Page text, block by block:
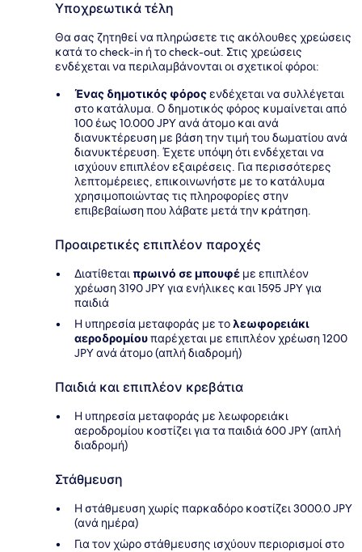
Υποχρεωτικά τέλη
Θα σας ζητηθεί να πληρώσετε τις ακόλουθες χρεώσεις
κατά το check-in ή το check-out. Στις χρεώσεις
ενδέχεται να περιλαμβάνονται οι σχετικοί φόροι:
Ένας δημοτικός φόροςενδέχεται να συλλέγεται
στο κατάλυμα. Ο δημοτικός φόρος κυμαίνεται από
100 έως 10.000 JPY ανά άτομο και ανά
διανυκτέρευση με βάση την τιμή του δωματίου ανά
διανυκτέρευση. Έχετε υπόψη ότι ενδέχεται να
ισχύουν επιπλέον εξαιρέσεις. Για περισσότερες
λεπτομέρειες, επικοινωνήστε με το κατάλυμα
χρησιμοποιώντας τις πληροφορίες στην
επιβεβαίωση που λάβατε μετά την κράτηση.
Προαιρετικές επιπλέον παροχές
Διατίθεταιπρωινό σε μπουφέ με επιπλέον
χρέωση 3190 JPY για ενήλικες και 1595 JPY για
παιδιά
Η υπηρεσία μεταφοράς με τολεωφορειάκι
αεροδρομίουπαρέχεται με επιπλέον χρέωση 1200
JPY ανά άτομο (απλή διαδρομή)
Παιδιά και επιπλέον κρεβάτια
Η υπηρεσία μεταφοράς με λεωφορειάκι
αεροδρομίου κοστίζει για τα παιδιά 600 JPY (απλή
διαδρομή)
Στάθμευση
Η στάθμευση χωρίς παρκαδόρο κοστίζει 3000.0 JPY
(ανά ημέρα)
Για τον χώρο στάθμευσης ισχύουν περιορισμοί στο